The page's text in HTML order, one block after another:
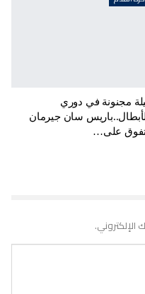
مجنونة في دوري
سان جيرمان
على…